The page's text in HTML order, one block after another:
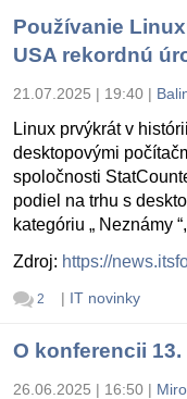
Používanie
USA rekordnú
21.07.2025 | 19:40 |
Linux prvýkrát v
desktopovými
spoločnosti
podiel na trhu s
kategóriu „ Neznámy
Zdroj: https://
2 | IT novinky
O konferencii
26.06.2025 | 16:50 |